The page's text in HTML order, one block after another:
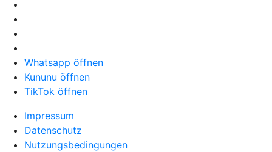
Whatsapp öffnen
Kununu öffnen
TikTok öffnen
Impressum
Datenschutz
Nutzungsbedingungen